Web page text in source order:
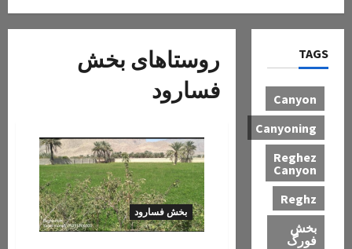
روستاهای بخش
فسارود
بخش فسارود
TAGS
Canyon
Canyoning
Reghez
Canyon
Reghz
بخش
فورگ